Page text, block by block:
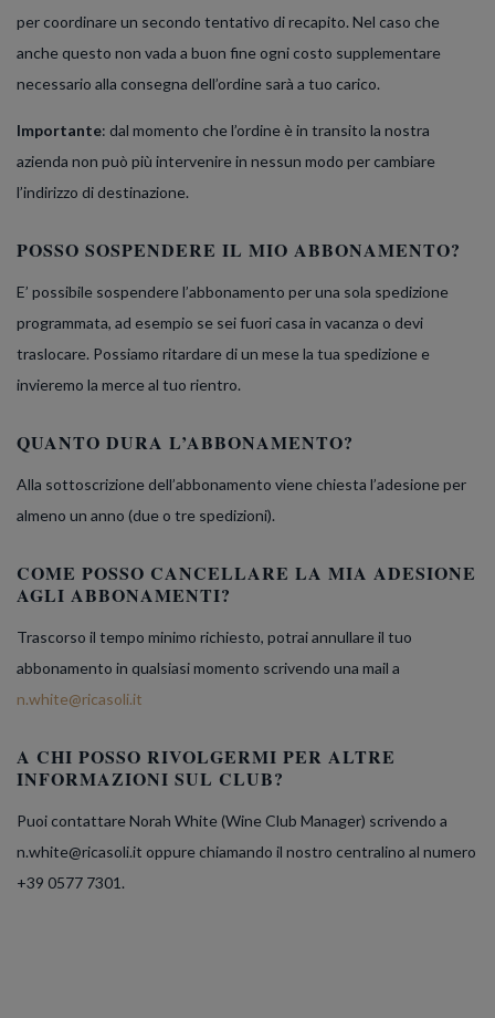
per coordinare un secondo tentativo di recapito. Nel caso che
anche questo non vada a buon fine ogni costo supplementare
necessario alla consegna dell’ordine sarà a tuo carico.
Importante: dal momento che l’ordine è in transito la nostra
azienda non può più intervenire in nessun modo per cambiare
l’indirizzo di destinazione.
POSSO SOSPENDERE IL MIO ABBONAMENTO?
E’ possibile sospendere l’abbonamento per una sola spedizione
programmata, ad esempio se sei fuori casa in vacanza o devi
traslocare. Possiamo ritardare di un mese la tua spedizione e
invieremo la merce al tuo rientro.
QUANTO DURA L’ABBONAMENTO?
Alla sottoscrizione dell’abbonamento viene chiesta l’adesione per
almeno un anno (due o tre spedizioni).
COME POSSO CANCELLARE LA MIA ADESIONE
AGLI ABBONAMENTI?
Trascorso il tempo minimo richiesto, potrai annullare il tuo
abbonamento in qualsiasi momento scrivendo una mail a
n.white@ricasoli.it
A CHI POSSO RIVOLGERMI PER ALTRE
INFORMAZIONI SUL CLUB?
Puoi contattare Norah White (Wine Club Manager) scrivendo a
n.white@ricasoli.it oppure chiamando il nostro centralino al numero
+39 0577 7301.